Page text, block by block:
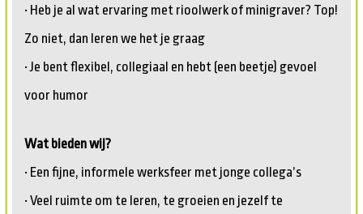
• Heb je al wat ervaring met rioolwerk of minigraver? Top!
Zo niet, dan leren we het je graag
• Je bent flexibel, collegiaal en hebt (een beetje) gevoel
voor humor
Wat bieden wij?
• Een fijne, informele werksfeer met jonge collega’s
• Veel ruimte om te leren, te groeien en jezelf te